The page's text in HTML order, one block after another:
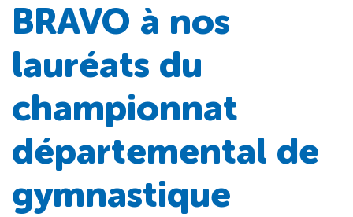
BRAVO à nos
lauréats du
championnat
départemental de
gymnastique